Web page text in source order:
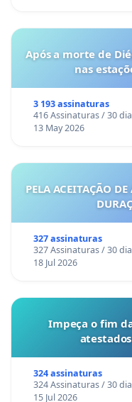
Após a morte de
nas
3 193 assinaturas
416 Assinaturas / 30
13 May 2026
PELA ACEITAÇÃO
327 assinaturas
327 Assinaturas / 30
18 Jul 2026
Impeça o fim
324 assinaturas
324 Assinaturas / 30
15 Jul 2026